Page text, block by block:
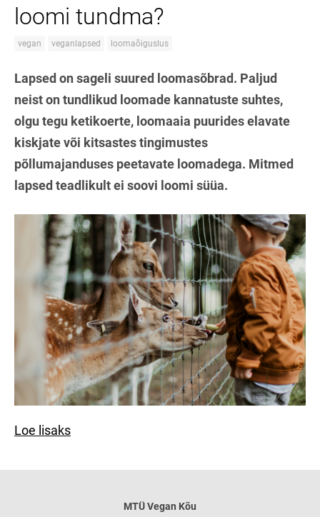
loomi tundma?
vegan veganlapsed loomaõiguslus
Lapsed on sageli suured loomasõbrad. Paljud
neist on tundlikud loomade kannatuste suhtes,
olgu tegu ketikoerte, loomaaia puurides elavate
kiskjate või kitsastes tingimustes
põllumajanduses peetavate loomadega. Mitmed
lapsed teadlikult ei soovi loomi süüa.
Loe lisaks
MTÜVegan Kõu